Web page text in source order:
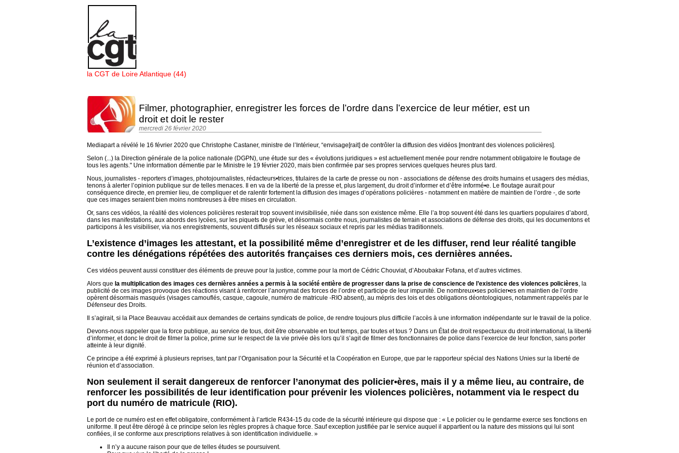
Panneau de gestion des cookies
la CGT de Loire Atlantique (44)
Filmer, photographier, enregistrer les forces de l’ordre dans l’exercice de leur métier, est un
droit et doit le rester
mercredi 26 février 2020
Mediapart a révélé le 16 février 2020 que Christophe Castaner, ministre de l’Intérieur, “envisage[rait] de contrôler la diffusion des vidéos [montrant des violences policières].
Selon (...) la Direction générale de la police nationale (DGPN), une étude sur des « évolutions juridiques » est actuellement menée pour rendre notamment obligatoire le floutage de
tous les agents." Une information démentie par le Ministre le 19 février 2020, mais bien confirmée par ses propres services quelques heures plus tard.
Nous, journalistes - reporters d’images, photojournalistes, rédacteurs•trices, titulaires de la carte de presse ou non - associations de défense des droits humains et usagers des médias,
tenons à alerter l’opinion publique sur de telles menaces. Il en va de la liberté de la presse et, plus largement, du droit d’informer et d’être informé•e. Le floutage aurait pour
conséquence directe, en premier lieu, de compliquer et de ralentir fortement la diffusion des images d’opérations policières - notamment en matière de maintien de l’ordre -, de sorte
que ces images seraient bien moins nombreuses à être mises en circulation.
Or, sans ces vidéos, la réalité des violences policières resterait trop souvent invisibilisée, niée dans son existence même. Elle l’a trop souvent été dans les quartiers populaires d’abord,
dans les manifestations, aux abords des lycées, sur les piquets de grève, et désormais contre nous, journalistes de terrain et associations de défense des droits, qui les documentons et
participons à les visibiliser, via nos enregistrements, souvent diffusés sur les réseaux sociaux et repris par les médias traditionnels.
L’existence d’images les attestant, et la possibilité même d’enregistrer et de les diffuser, rend leur réalité tangible
contre les dénégations répétées des autorités françaises ces derniers mois, ces dernières années.
Ces vidéos peuvent aussi constituer des éléments de preuve pour la justice, comme pour la mort de Cédric Chouviat, d’Aboubakar Fofana, et d’autres victimes.
Alors que la multiplication des images ces dernières années a permis à la société entière de progresser dans la prise de conscience de l’existence des violences policières, la
publicité de ces images provoque des réactions visant à renforcer l’anonymat des forces de l’ordre et participe de leur impunité. De nombreux•ses policier•es en maintien de l’ordre
opèrent désormais masqués (visages camouflés, casque, cagoule, numéro de matricule -RIO absent), au mépris des lois et des obligations déontologiques, notamment rappelés par le
Défenseur des Droits.
Il s’agirait, si la Place Beauvau accédait aux demandes de certains syndicats de police, de rendre toujours plus difficile l’accès à une information indépendante sur le travail de la police.
Devons-nous rappeler que la force publique, au service de tous, doit être observable en tout temps, par toutes et tous ? Dans un État de droit respectueux du droit international, la liberté
d’informer, et donc le droit de filmer la police, prime sur le respect de la vie privée dès lors qu’il s’agit de filmer des fonctionnaires de police dans l’exercice de leur fonction, sans porter
atteinte à leur dignité.
Ce principe a été exprimé à plusieurs reprises, tant par l’Organisation pour la Sécurité et la Coopération en Europe, que par le rapporteur spécial des Nations Unies sur la liberté de
réunion et d’association.
Non seulement il serait dangereux de renforcer l’anonymat des policier•ères, mais il y a même lieu, au contraire, de
renforcer les possibilités de leur identification pour prévenir les violences policières, notamment via le respect du
port du numéro de matricule (RIO).
Le port de ce numéro est en effet obligatoire, conformément à l’article R434-15 du code de la sécurité intérieure qui dispose que : « Le policier ou le gendarme exerce ses fonctions en
uniforme. Il peut être dérogé à ce principe selon les règles propres à chaque force. Sauf exception justifiée par le service auquel il appartient ou la nature des missions qui lui sont
confiées, il se conforme aux prescriptions relatives à son identification individuelle. »
Il n’y a aucune raison pour que de telles études se poursuivent.